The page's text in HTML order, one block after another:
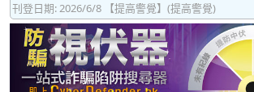
刊登日期: 2026/6/8 【提高警覺】(提高警覺)